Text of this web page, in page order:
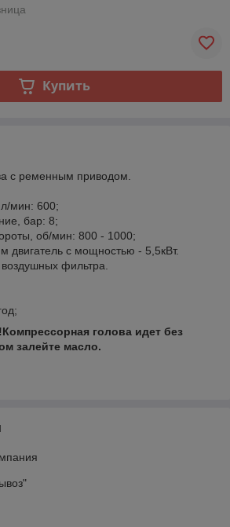
Купить
с ременным приводом.
л/мин: 600;
бар: 8;
об/мин: 800 - 1000;
двигатель с мощностью - 5,5кВт.
фильтра.
голова идет без
залейте масло.